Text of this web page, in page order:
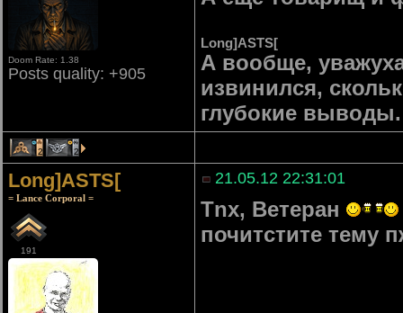
Doom Rate: 1.38
Posts quality: +905
Long]ASTS[
А вообще,
извинился,
глубокие
2 2
Long]ASTS[
= Lance Corporal =
191
21.05.12 22:31:01
Tnx, Ветеран
почитстите тему